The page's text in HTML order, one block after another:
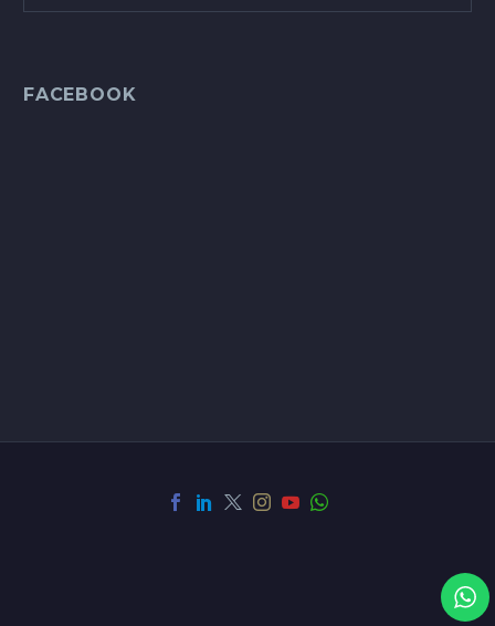
FACEBOOK